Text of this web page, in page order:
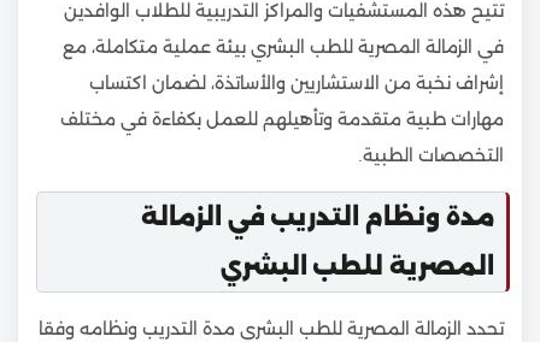
تتيح هذه المستشفيات والمراكز التدريبية للطلاب الوافدين
في الزمالة المصرية للطب البشري بيئة عملية متكاملة، مع
إشراف نخبة من الاستشاريين والأساتذة، لضمان اكتساب
مهارات طبية متقدمة وتأهيلهم للعمل بكفاءة في مختلف
التخصصات الطبية.
مدة ونظام التدريب في الزمالة
المصرية للطب البشري
تحدد الزمالة المصرية للطب البشري مدة التدريب ونظامه وفقا